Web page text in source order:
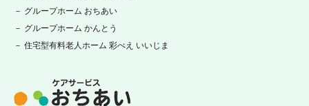
－ グループホーム おちあい
－ グループホーム かんとう
－ 住宅型有料老人ホーム 彩べえ いいじま